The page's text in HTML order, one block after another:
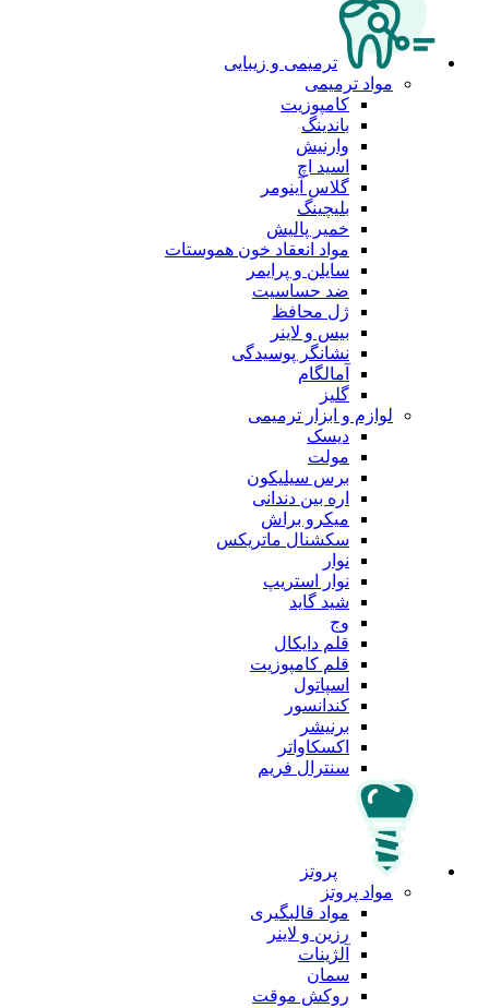
ترمیمی و زیبایی
مواد ترمیمی
کامپوزیت
باندینگ
وارنیش
اسید اچ
گلاس آینومر
بلیچینگ
خمیر پالیش
مواد انعقاد خون هموستات
سایلن و پرایمر
ضد حساسیت
ژل محافظ
بیس و لاینر
نشانگر پوسیدگی
آمالگام
گلیز
لوازم و ابزار ترمیمی
دیسک
مولت
برس سیلیکون
اره بین دندانی
میکرو براش
سکشنال ماتریکس
نوار
نوار استریپ
شید گاید
وج
قلم دایکال
قلم کامپوزیت
اسپاتول
کندانسور
برنیشر
اکسکاواتر
سنترال فریم
پروتز
مواد پروتز
مواد قالبگیری
رزین و لاینر
آلژینات
سمان
روکش موقت